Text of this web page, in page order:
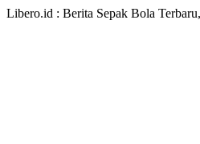
Libero.id : Berita Sepak Bola